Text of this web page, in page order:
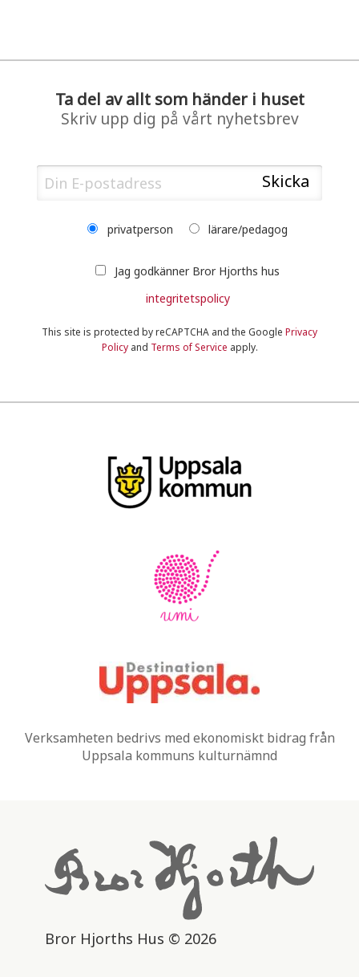
Ta del av allt som händer i huset
Skriv upp dig på vårt nyhetsbrev
privatperson lärare/pedagog
Jag godkänner Bror Hjorths hus
integritetspolicy
This site is protected by reCAPTCHA and the Google Privacy
Policyand Terms of Service apply.
Verksamheten bedrivs med ekonomiskt bidrag från
Uppsala kommuns kulturnämnd
Bror Hjorths Hus © 2026